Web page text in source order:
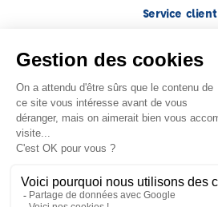
Service client
My ECF
Conseils